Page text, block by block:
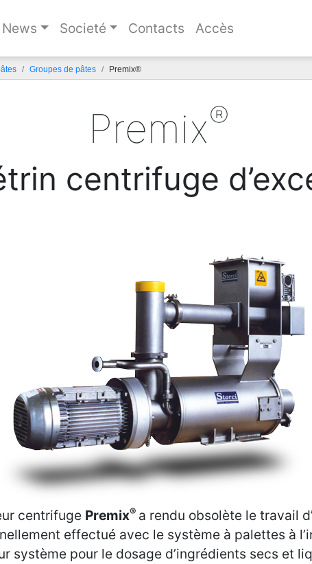
News Societé Contacts Accès
Groupes de pâtes Premix®
Premix®
centrifuge
centrifuge Premix® a rendu obsolète le travail
effectué avec le système à palettes à
système pour le dosage d’ingrédients secs et